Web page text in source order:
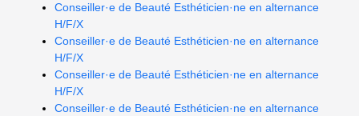
Conseiller·e de Beauté Esthéticien·ne en alternance
H/F/X
Conseiller·e de Beauté Esthéticien·ne en alternance
H/F/X
Conseiller·e de Beauté Esthéticien·ne en alternance
H/F/X
Conseiller·e de Beauté Esthéticien·ne en alternance